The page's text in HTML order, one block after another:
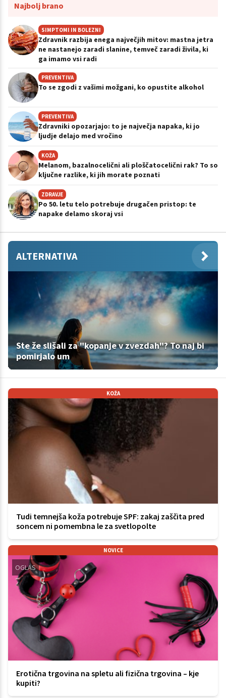
Najbolj brano
SIMPTOMI IN BOLEZNI
Zdravnik razbija enega največjih mitov: mastna jetra
ne nastanejo zaradi slanine, temveč zaradi živila, ki
ga imamo vsi radi
PREVENTIVA
To se zgodi z vašimi možgani, ko opustite alkohol
PREVENTIVA
Zdravniki opozarjajo: to je največja napaka, ki jo
ljudje delajo med vročino
KOŽA
Melanom, bazalnocelični ali ploščatocelični rak? To so
ključne razlike, ki jih morate poznati
ZDRAVJE
Po 50. letu telo potrebuje drugačen pristop: te
napake delamo skoraj vsi
ALTERNATIVA
Ste že slišali za "kopanje v zvezdah"? To naj bi
pomirjalo um
KOŽA
Tudi temnejša koža potrebuje SPF: zakaj zaščita pred
soncem ni pomembna le za svetlopolte
NOVICE
OGLAS
Erotična trgovina na spletu ali fizična trgovina – kje
kupiti?